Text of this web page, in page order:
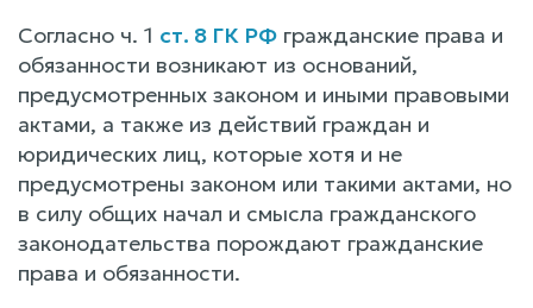
Согласно ч. 1 ст. 8 ГК РФ гражданские права и
обязанности возникают из оснований,
предусмотренных законом и иными правовыми
актами, а также из действий граждан и
юридических лиц, которые хотя и не
предусмотрены законом или такими актами, но
в силу общих начал и смысла гражданского
законодательства порождают гражданские
права и обязанности.